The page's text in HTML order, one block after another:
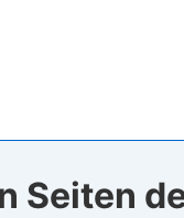
Seiten